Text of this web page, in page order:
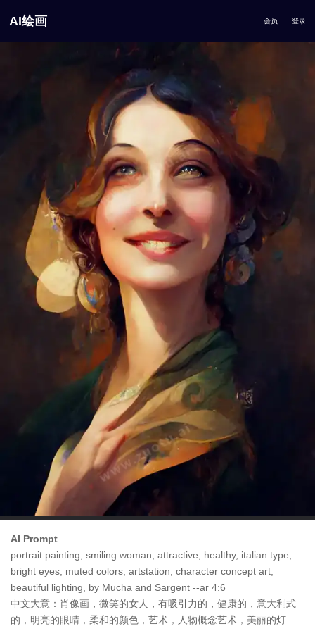
AI绘画 会员 登录
AI Prompt
portrait painting, smiling woman, attractive, healthy, italian type,
bright eyes, muted colors, artstation, character concept art,
beautiful lighting, by Mucha and Sargent --ar 4:6
中文大意：肖像画，微笑的女人，有吸引力的，健康的，意大利式
的，明亮的眼睛，柔和的颜色，艺术，人物概念艺术，美丽的灯